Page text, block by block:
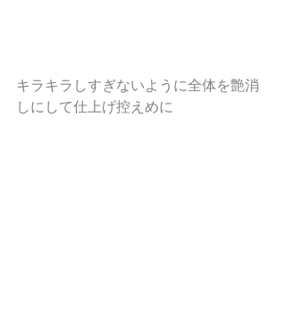
キラキラしすぎないように全体を艶消
しにして仕上げ控えめに